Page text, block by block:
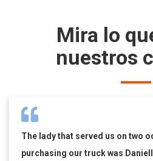
Mira lo
nuestros
The lady that served us on two
purchasing our truck was